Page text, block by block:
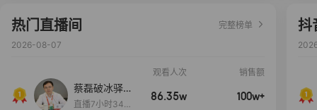
热门直播间
完整榜单
2026-08-07
观看人次 销售额
蔡磊破冰驿站
直播间好物分
直播7小时34分
86.35w 100w+
抖